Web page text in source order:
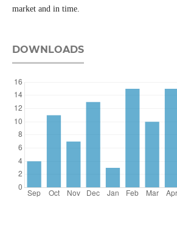
market and in time.
DOWNLOADS